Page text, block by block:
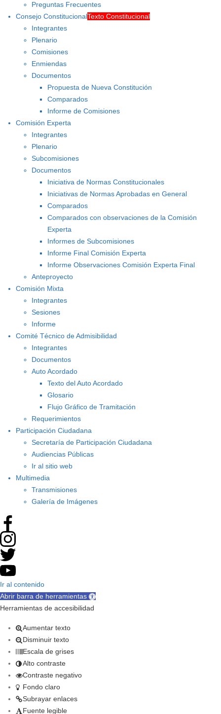
Preguntas Frecuentes
Consejo ConstitucionalTexto Constitucional
Integrantes
Plenario
Comisiones
Enmiendas
Documentos
Propuesta de Nueva Constitución
Comparados
Informe de Comisiones
Comisión Experta
Integrantes
Plenario
Subcomisiones
Documentos
Iniciativa de Normas Constitucionales
Iniciativas de Normas Aprobadas en General
Comparados
Comparados con observaciones de la Comisión
Experta
Informes de Subcomisiones
Informe Final Comisión Experta
Informe Observaciones Comisión Experta Final
Anteproyecto
Comisión Mixta
Integrantes
Sesiones
Informe
Comité Técnico de Admisibilidad
Integrantes
Documentos
Auto Acordado
Texto del Auto Acordado
Glosario
Flujo Gráfico de Tramitación
Requerimientos
Participación Ciudadana
Secretaría de Participación Ciudadana
Audiencias Públicas
Ir al sitio web
Multimedia
Transmisiones
Galería de Imágenes
Ir al contenido
Abrir barra de herramientas
Herramientas de accesibilidad
Aumentar texto
Disminuir texto
Escala de grises
Alto contraste
Contraste negativo
Fondo claro
Subrayar enlaces
Fuente legible